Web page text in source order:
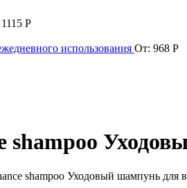
1115 Р
использования От: 968 Р
shampoo
shampoo Уходовый шампунь для